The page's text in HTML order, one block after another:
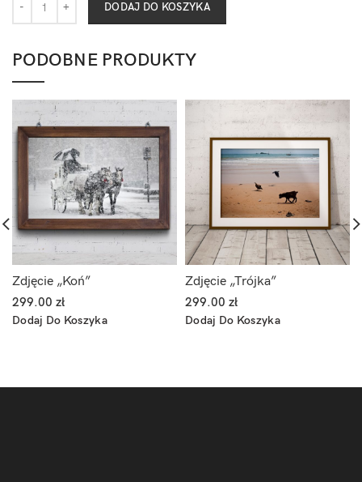
DODAJ DO KOSZYKA
PODOBNE PRODUKTY
Zdjęcie „Koń”
299.00 zł
Dodaj Do Koszyka
Zdjęcie „Trójka”
299.00 zł
Dodaj Do Koszyka